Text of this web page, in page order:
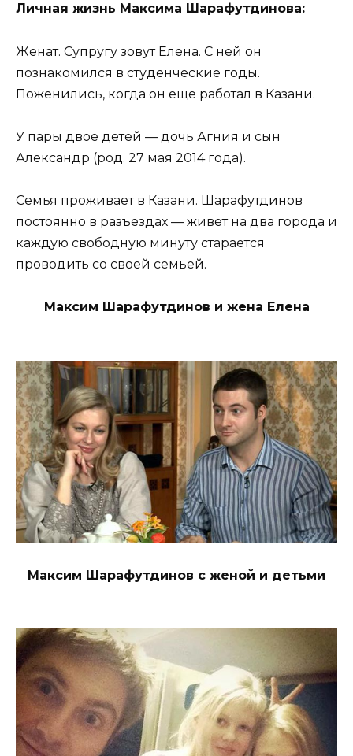
Личная жизнь Максима Шарафутдинова:
Женат. Супругу зовут Елена. С ней он
познакомился в студенческие годы.
Поженились, когда он еще работал в Казани.
У пары двое детей — дочь Агния и сын
Александр (род. 27 мая 2014 года).
Семья проживает в Казани. Шарафутдинов
постоянно в разъездах — живет на два города и
каждую свободную минуту старается
проводить со своей семьей.
Максим Шарафутдинов и жена Елена
Максим Шарафутдинов с женой и детьми